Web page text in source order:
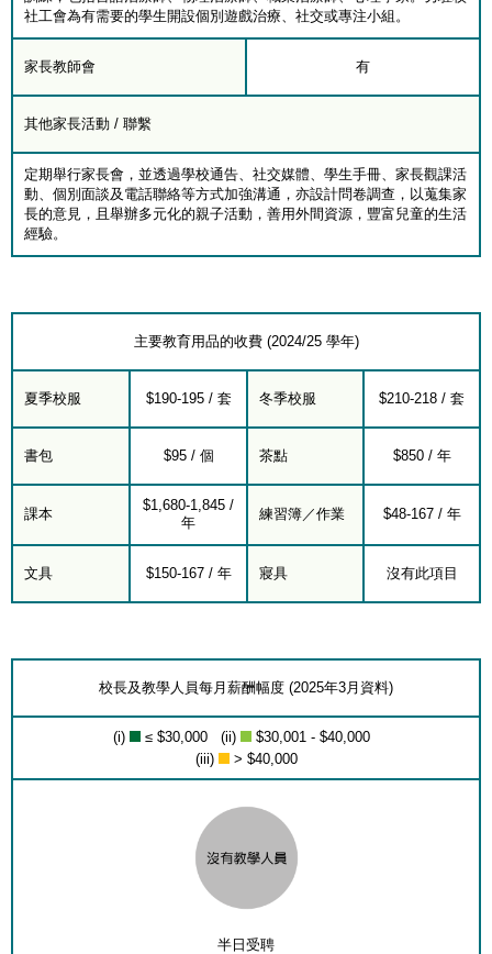
社工會為有需要的學生開設個別遊戲治療、社交或專注小組。
家長教師會 有
其他家長活動 / 聯繫
定期舉行家長會，並透過學校通告、社交媒體、學生手冊、家長觀課活
動、個別面談及電話聯絡等方式加強溝通，亦設計問卷調查，以蒐集家
長的意見，且舉辦多元化的親子活動，善用外間資源，豐富兒童的生活
經驗。
主要教育用品的收費 (2024/25 學年)
夏季校服 $190-195 / 套 冬季校服 $210-218 / 套
書包 $95 / 個 茶點 $850 / 年
課本
$1,680-1,845 /
年
練習簿／作業 $48-167 / 年
文具 $150-167 / 年 寢具 沒有此項目
校長及教學人員每月薪酬幅度 (2025年3月資料)
(i) ≤ $30,000 (ii)
$30,001 - $40,000
(iii)
> $40,000
半日受聘